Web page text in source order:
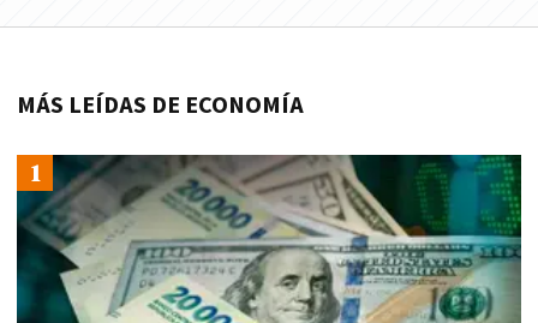
MÁS LEÍDAS DE ECONOMÍA